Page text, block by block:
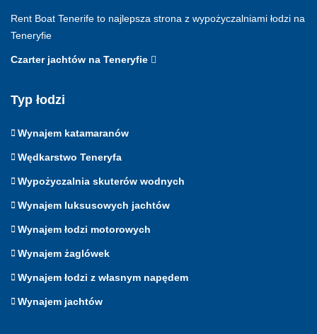
Rent Boat Tenerife to najlepsza strona z wypożyczalniami łodzi na
Teneryfie
Czarter jachtów na Teneryfie
Typ łodzi
Wynajem katamaranów
Wędkarstwo Teneryfa
Wypożyczalnia skuterów wodnych
Wynajem luksusowych jachtów
Wynajem łodzi motorowych
Wynajem żaglówek
Wynajem łodzi z własnym napędem
Wynajem jachtów